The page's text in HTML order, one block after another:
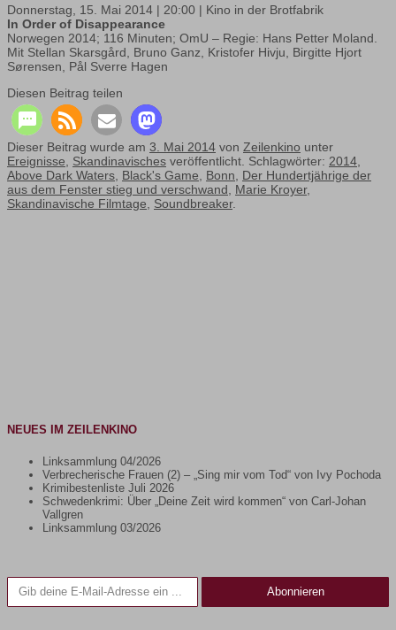
Donnerstag, 15. Mai 2014 | 20:00 | Kino in der Brotfabrik
In Order of Disappearance
Norwegen 2014; 116 Minuten; OmU – Regie: Hans Petter Moland.
Mit Stellan Skarsgård, Bruno Ganz, Kristofer Hivju, Birgitte Hjort
Sørensen, Pål Sverre Hagen
Diesen Beitrag teilen
Dieser Beitrag wurde am 3. Mai 2014 von Zeilenkino unter
Ereignisse, Skandinavisches veröffentlicht. Schlagwörter: 2014,
Above Dark Waters, Black's Game, Bonn, Der Hundertjährige der
aus dem Fenster stieg und verschwand, Marie Kroyer,
Skandinavische Filmtage, Soundbreaker.
NEUES IM ZEILENKINO
Linksammlung 04/2026
Verbrecherische Frauen (2) – „Sing mir vom Tod“ von Ivy Pochoda
Krimibestenliste Juli 2026
Schwedenkrimi: Über „Deine Zeit wird kommen“ von Carl-Johan
Vallgren
Linksammlung 03/2026
Gib deine E-Mail-Adresse ein ...
Abonnieren